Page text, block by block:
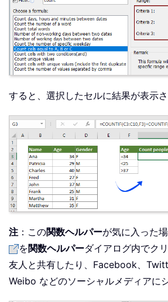
すると、選択したセルに結果が表示さ
注 ：この関数ヘルパーが気に入った場
を関数ヘルパーダイアログ内でク
友人と共有したり、Facebook、
Weibo などのソーシャルメディアに